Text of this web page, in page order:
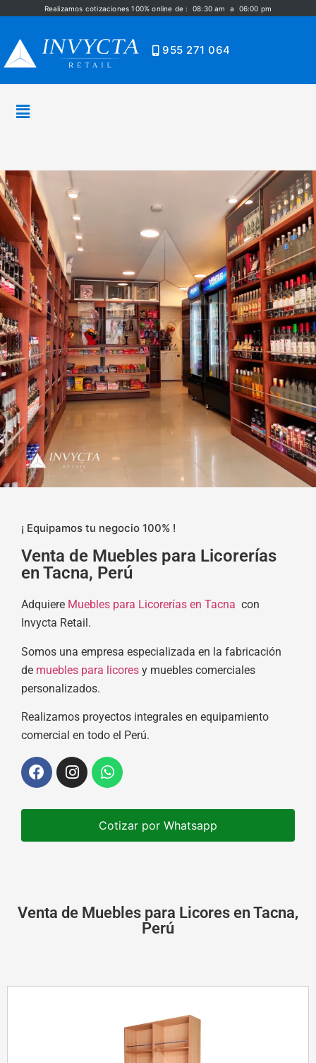
Realizamos cotizaciones 100% online de : 08:30 am a 06:00 pm
955 271 064
¡ Equipamos tu negocio 100% !
Venta de Muebles para Licorerías
en Tacna, Perú
Adquiere Muebles para Licorerías en Tacna con
Invycta Retail.
Somos una empresa especializada en la fabricación
de muebles para licores y muebles comerciales
personalizados.
Realizamos proyectos integrales en equipamiento
comercial en todo el Perú.
Cotizar por Whatsapp
Venta de Muebles para Licores en Tacna,
Perú